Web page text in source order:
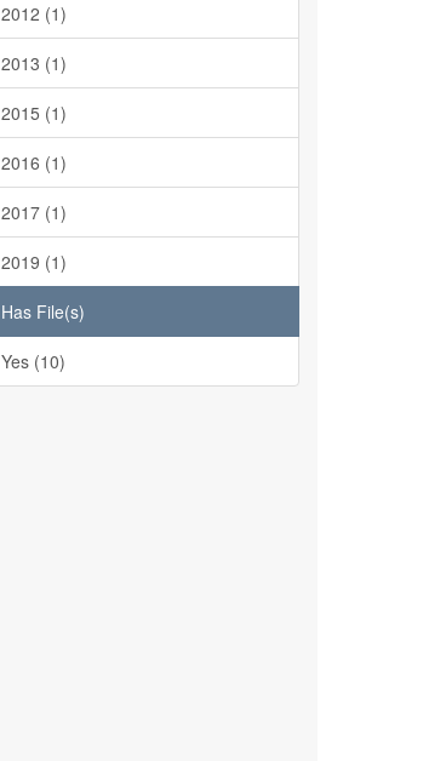
2012 (1)
2013 (1)
2015 (1)
2016 (1)
2017 (1)
2019 (1)
Has File(s)
Yes (10)